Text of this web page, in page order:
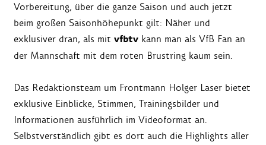
Vorbereitung, über die ganze Saison und auch jetzt
beim großen Saisonhöhepunkt gilt: Näher und
exklusiver dran, als mit vfbtv kann man als VfB Fan an
der Mannschaft mit dem roten Brustring kaum sein.
Das Redaktionsteam um Frontmann Holger Laser bietet
exklusive Einblicke, Stimmen, Trainingsbilder und
Informationen ausführlich im Videoformat an.
Selbstverständlich gibt es dort auch die Highlights aller